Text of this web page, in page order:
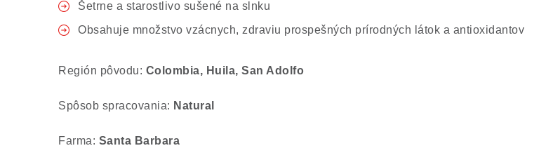
Šetrne a starostlivo sušené na slnku
Obsahuje množstvo vzácnych, zdraviu prospešných prírodných látok a antioxidantov
Región pôvodu: Colombia, Huila, San Adolfo
Spôsob spracovania: Natural
Farma: Santa Barbara